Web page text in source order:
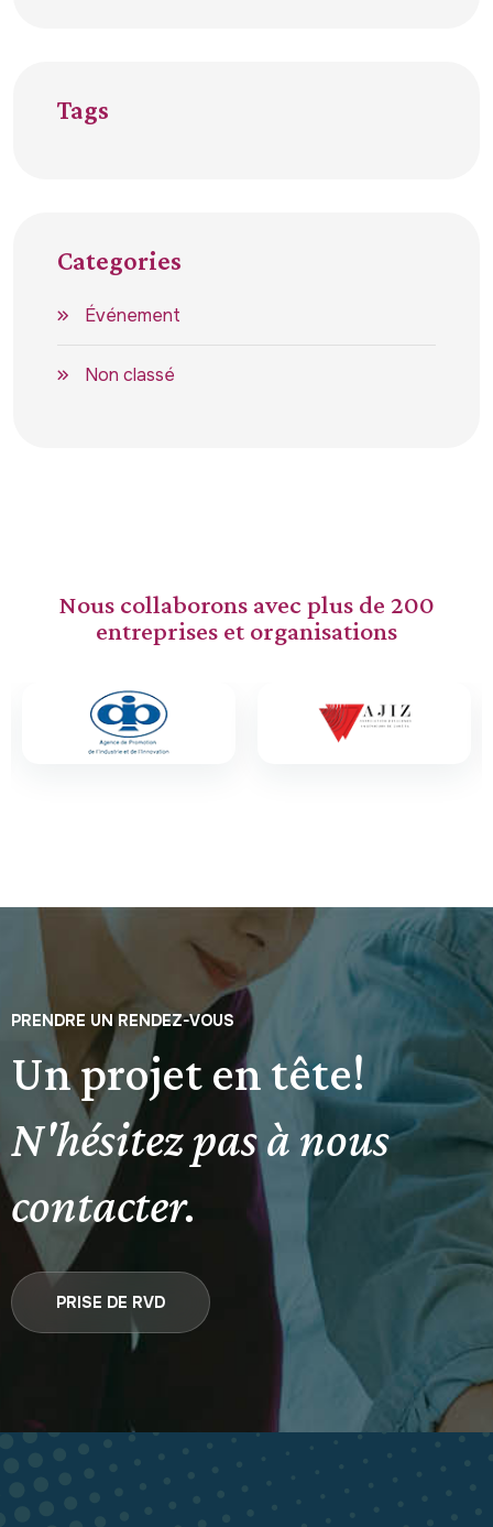
Tags
Categories
Événement
Non classé
Nous collaborons avec plus de 200
entreprises et organisations
PRENDRE UN RENDEZ-VOUS
Un projet en tête!
N'hésitez pas à nous
contacter.
PRISE DE RVD